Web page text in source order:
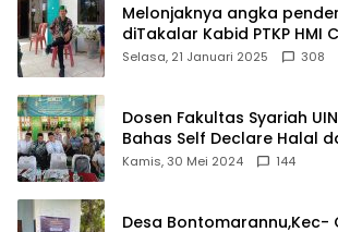
Melonjaknya angka
diTakalar Kabid PTKP HMI
angkat bicara
Selasa, 21 Januari 2025 308
Dosen Fakultas Syariah
Bahas Self Declare Halal
Ijtima Ulama MUI
Kamis, 30 Mei 2024 144
Desa Bontomarannu,Kec-